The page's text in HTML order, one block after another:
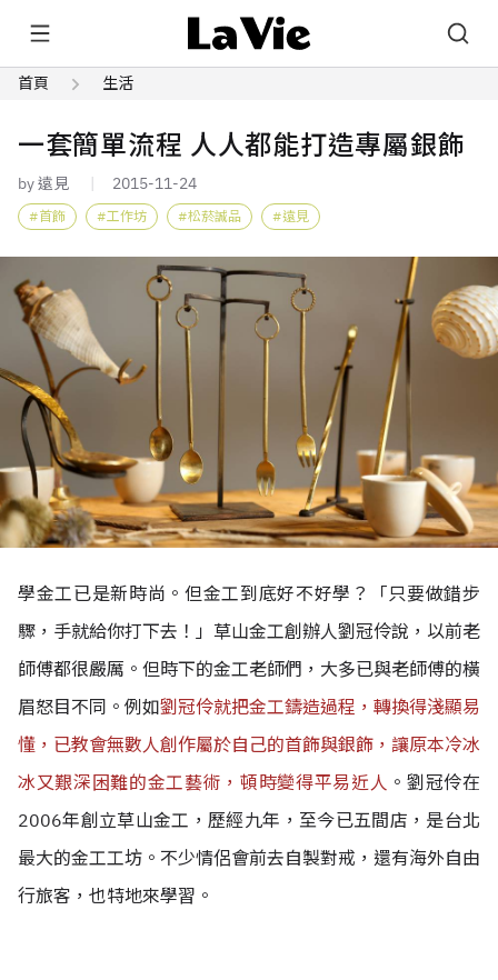
首頁 生活
一套簡單流程 人人都能打造專屬銀飾
by 遠見 2015-11-24
首飾 工作坊 松菸誠品 遠見
學金工已是新時尚。但金工到底好不好學？「只要做錯步
驟，手就給你打下去！」草山金工創辦人劉冠伶說，以前老
師傅都很嚴厲。 但時下的金工老師們，大多已與老師傅的橫
眉怒目不同。例如劉冠伶就把金工鑄造過程，轉換得淺顯易
懂，已教會無數人創作屬於自己的首飾與銀飾，讓原本冷冰
冰又艱深困難的金工藝術，頓時變得平易近人 。劉冠伶在
2006年創立草山金工，歷經九年，至今已五間店，是台北
最大的金工工坊。不少情侶會前去自製對戒，還有海外自由
行旅客，也特地來學習。